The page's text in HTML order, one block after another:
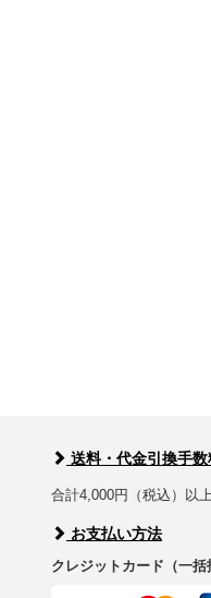
送料・代金引換手数
合計4,000円（税込）以
お支払い方法
クレジットカード（一括